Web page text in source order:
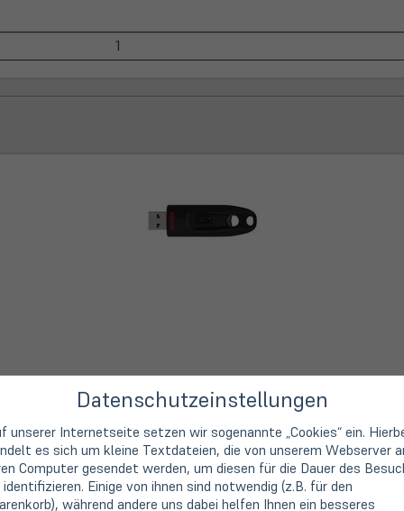
Datenschutzeinstellungen
unserer Internetseite setzen wir sogenannte „Cookies“ ein.
es sich um kleine Textdateien, die von unserem Webserver
Computer gesendet werden, um diesen für die Dauer des
identifizieren. Einige von ihnen sind notwendig (z.B. für den
während andere uns dabei helfen Ihnen ein besseres